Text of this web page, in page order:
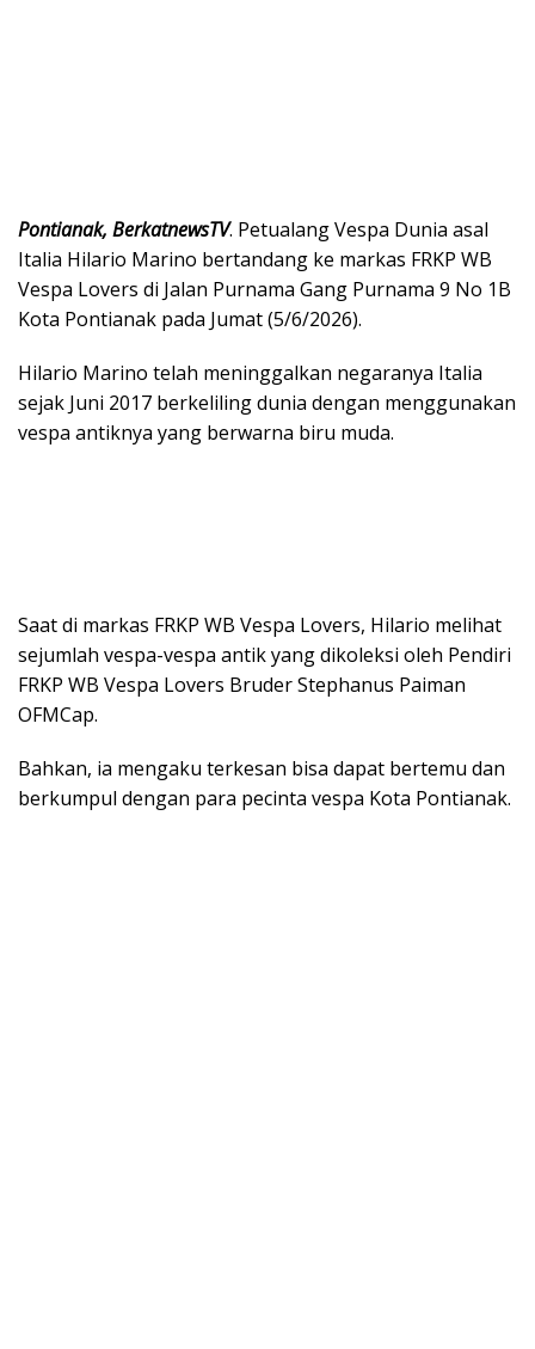
Pontianak, BerkatnewsTV. Petualang Vespa Dunia asal
Italia Hilario Marino bertandang ke markas FRKP WB
Vespa Lovers di Jalan Purnama Gang Purnama 9 No 1B
Kota Pontianak pada Jumat (5/6/2026).
Hilario Marino telah meninggalkan negaranya Italia
sejak Juni 2017 berkeliling dunia dengan menggunakan
vespa antiknya yang berwarna biru muda.
Saat di markas FRKP WB Vespa Lovers, Hilario melihat
sejumlah vespa-vespa antik yang dikoleksi oleh Pendiri
FRKP WB Vespa Lovers Bruder Stephanus Paiman
OFMCap.
Bahkan, ia mengaku terkesan bisa dapat bertemu dan
berkumpul dengan para pecinta vespa Kota Pontianak.